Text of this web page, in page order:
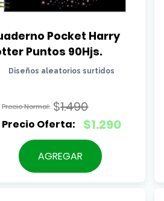
Pocket Harry
Puntos 90Hjs.
Diseños aleatorios surtidos
$1.490
El
precio
original
$1.290
El
precio
actual
AGREGAR